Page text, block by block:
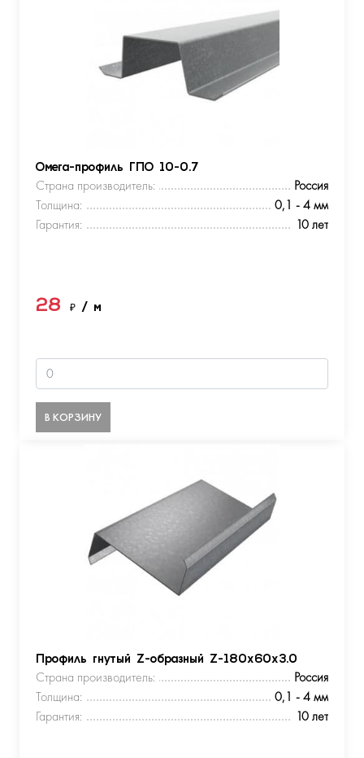
Омега-профиль ГПО 10-0.7
Страна производитель:
Россия
Толщина:
0,1 - 4 мм
Гарантия:
10 лет
28 ₽ / м
В КОРЗИНУ
Профиль гнутый Z-образный Z-180х60х3.0
Страна производитель:
Россия
Толщина:
0,1 - 4 мм
Гарантия:
10 лет